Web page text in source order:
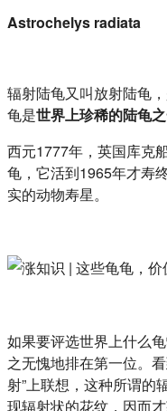
Astrochelys radiata
辐射陆龟又叫放射陆龟
龟是世界上珍稀的陆龟
西元1777年，英国库克
龟，它活到1965年才寿
实的动物寿星。
如果要评选世界上什么
之无愧地排在第一位。
射”上联想，这种所谓的
现辐射状的花纹，因而才